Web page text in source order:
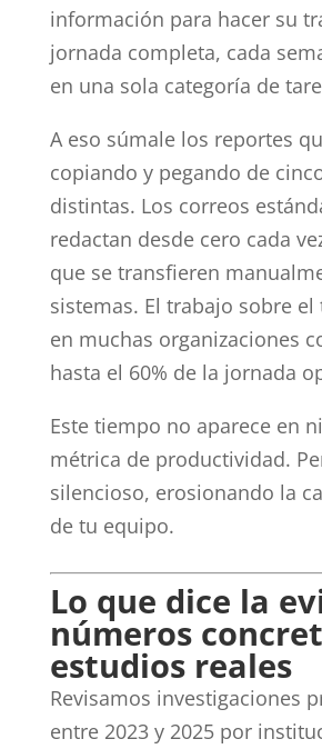
información para hacer su
jornada completa, cada
en una sola categoría de
A eso súmale los reportes
copiando y pegando de
distintas. Los correos
redactan desde cero cada
que se transfieren
sistemas. El trabajo sobre
en muchas organizaciones
hasta el 60% de la jornada
Este tiempo no aparece en
métrica de productividad.
silencioso, erosionando la
de tu equipo.
Lo que dice la
números
estudios reales
Revisamos investigaciones
entre 2023 y 2025 por